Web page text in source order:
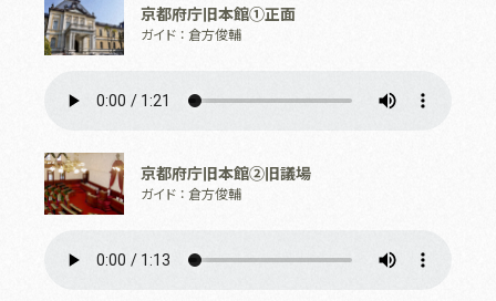
京都府庁旧本館①正面
ガイド ： 倉方俊輔
京都府庁旧本館②旧議場
ガイド ： 倉方俊輔